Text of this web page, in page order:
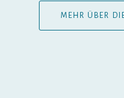
MEHR ÜBER